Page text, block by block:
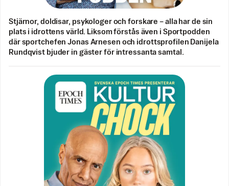
Stjärnor, doldisar, psykologer och forskare – alla har de sin
plats i idrottens värld. Liksom förstås även i Sportpodden
där sportchefen Jonas Arnesen och idrottsprofilen Danijela
Rundqvist bjuder in gäster för intressanta samtal.